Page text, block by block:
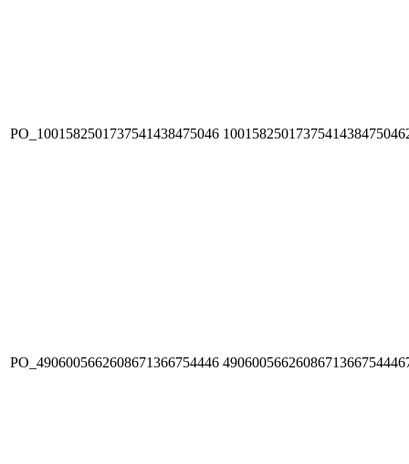
PO_1001582501737541438475046
PO_4906005662608671366754446